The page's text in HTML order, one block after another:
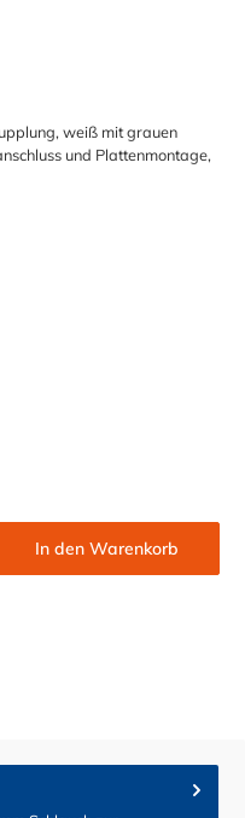
benutze die Schaltflächen um die Anzahl
In den Warenkorb